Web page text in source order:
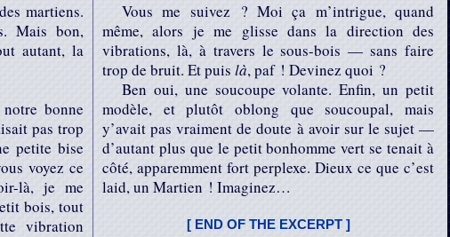
martiens.
Mais bon,
autant, la
bonne
pas trop
petite bise
voyez ce
là, je me
bois, tout
vibration
Vous me suivez ? Moi ça m’intrigue, quand
même, alors je me glisse dans la direction des
vibrations, là, à travers le sous-bois — sans faire
trop de bruit. Et puis là, paf ! Devinez quoi ?
Ben oui, une soucoupe volante. Enfin, un petit
modèle, et plutôt oblong que soucoupal, mais
y’avait pas vraiment de doute à avoir sur le sujet —
d’autant plus que le petit bonhomme vert se tenait à
côté, apparemment fort perplexe. Dieux ce que c’est
laid, un Martien ! Imaginez…
[ END OF THE EXCERPT ]